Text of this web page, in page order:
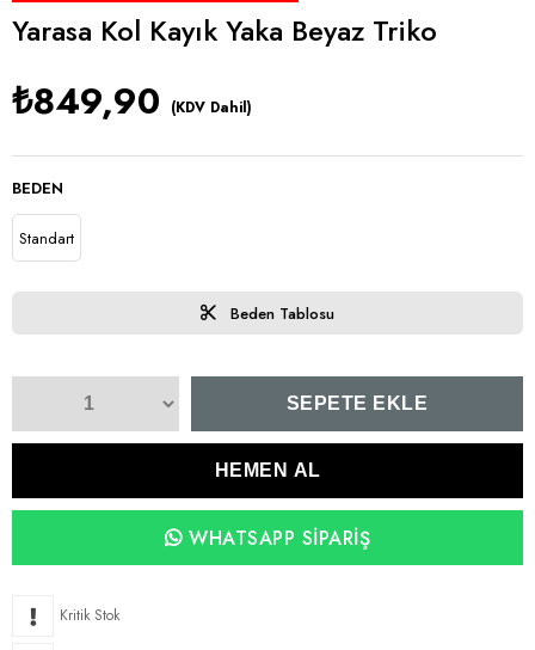
Yarasa Kol Kayık Yaka Beyaz Triko
₺849,90 (KDV Dahil)
BEDEN
Standart
Beden Tablosu
WHATSAPP SIPARIŞ
Kritik Stok